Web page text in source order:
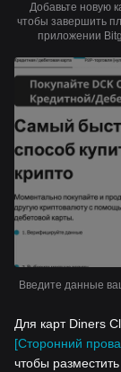
Добавьте новую
чтобы завершить
приложении
Введите данные
Для карт Diners
[Сторонний
чтобы